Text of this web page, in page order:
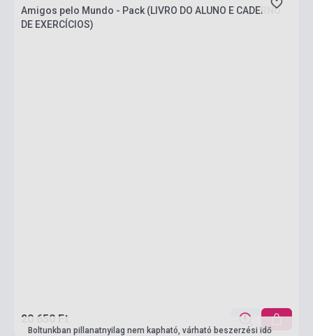
Amigos pelo Mundo - Pack (LIVRO DO ALUNO E CADERNO
DE EXERCÍCIOS)
20 650 Ft
Boltunkban pillanatnyilag nem kapható, várható beszerzési idő